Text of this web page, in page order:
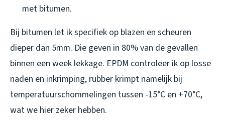
met bitumen.
Bij bitumen let ik specifiek op blazen en scheuren
dieper dan 5mm. Die geven in 80% van de gevallen
binnen een week lekkage. EPDM controleer ik op losse
naden en inkrimping, rubber krimpt namelijk bij
temperatuurschommelingen tussen -15°C en +70°C,
wat we hier zeker hebben.